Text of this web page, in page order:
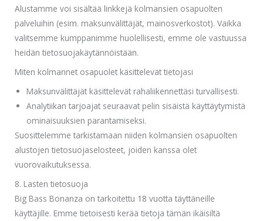
Alustamme voi sisältää linkkejä kolmansien osapuolten
palveluihin (esim. maksunvälittäjät, mainosverkostot). Vaikka
valitsemme kumppanimme huolellisesti, emme ole vastuussa
heidän tietosuojakäytännöistään.
Miten kolmannet osapuolet käsittelevät tietojasi
Maksunvälittäjät käsittelevät rahaliikennettäsi turvallisesti.
Analytiikan tarjoajat seuraavat pelin sisäistä käyttäytymistä
ominaisuuksien parantamiseksi.
Suosittelemme tarkistamaan niiden kolmansien osapuolten
alustojen tietosuojaselosteet, joiden kanssa olet
vuorovaikutuksessa.
8. Lasten tietosuoja
Big Bass Bonanza on tarkoitettu 18 vuotta täyttäneille
käyttäjille. Emme tietoisesti kerää tietoja tämän ikäisiltä